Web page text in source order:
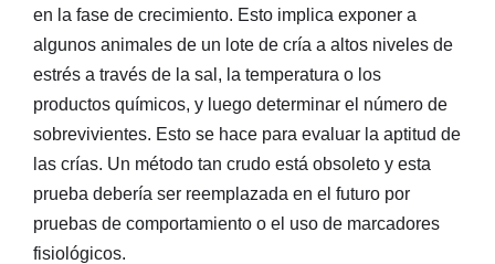
en la fase de crecimiento. Esto implica exponer a
algunos animales de un lote de cría a altos niveles de
estrés a través de la sal, la temperatura o los
productos químicos, y luego determinar el número de
sobrevivientes. Esto se hace para evaluar la aptitud de
las crías. Un método tan crudo está obsoleto y esta
prueba debería ser reemplazada en el futuro por
pruebas de comportamiento o el uso de marcadores
fisiológicos.